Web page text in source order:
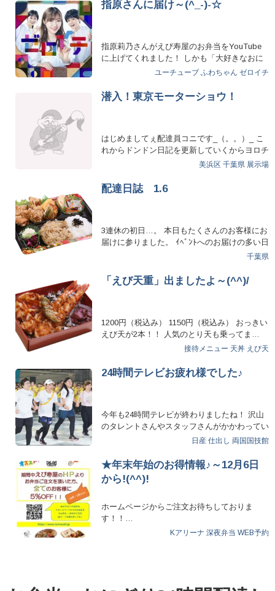
指原さんに届け～(^_-)-☆
指原莉乃さんがえび寿屋のお弁当をYouTube
に上げてくれました！ しかも「大好きなおに
ユーチューブ ふわちゃん ゼロイチ
潜入！東京モーターショウ！
はじめましてぇ配達員コニです_（。。）_ こ
れからドンドン日記を更新していくからヨロチ
美浜区 千葉県 展示場
配達日誌 1.6
3連休の初日…。 本日もたくさんのお客様にお
届けに参りました。 ｲﾍﾞﾝﾄへのお届けの多い日
千葉県
「えび天重」出ましたよ～(^^)/
1200円（税込み） 1150円（税込み） おっきい
えび天が2本！！ 人気のとり天も乗ってま…
接待メニュー 天丼 えび天
24時間テレビお疲れ様でした♪
今年も24時間テレビが終わりましたね！ 沢山
のタレントさんやスタッフさんがかかわってい
日産 仕出し 両国国技館
★年末年始のお得情報♪～12月6日
から!(^^)!
ホームページからご注文お待ちしておりま
す！！…
Kアリーナ 深夜弁当 WEB予約